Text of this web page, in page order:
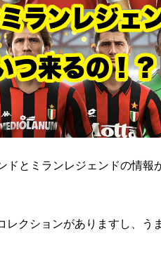
ドとミランレジェンドの情報
レクションがありますし、う